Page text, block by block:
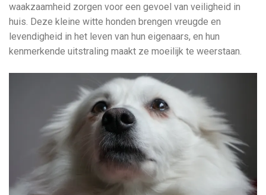
waakzaamheid zorgen voor een gevoel van veiligheid in
huis. Deze kleine witte honden brengen vreugde en
levendigheid in het leven van hun eigenaars, en hun
kenmerkende uitstraling maakt ze moeilijk te weerstaan.